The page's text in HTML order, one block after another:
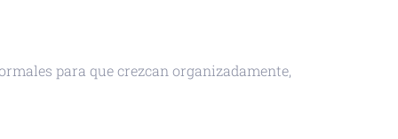
para que crezcan organizadamente,